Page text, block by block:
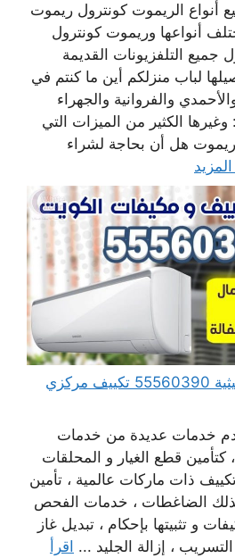
أنواع الريموت كونترول ريموت
أنواعها وريموت كونترول
التلفزيونات القديمة
لباب منزلكم أين ما كنتم في
والفروانية والجهراء
الكثير من الميزات التي
ريموت هل أن بحاجة لشراء
المزيد
فني تكييف وتبريد الرميثية 55560390 تكييف مركزي
خدمات عديدة من خدمات
كتأمين قطع الغيار و المحلقات
ذات ماركات عالمية ، تأمين
كذلك الضاغطات ، خدمات الفحص
و تثبيتها بإحكام ، تبديل غاز
، إزالة الجليد ... اقرأ